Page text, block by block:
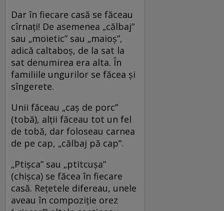
Dar în fiecare casă se făceau
cîrnați! De asemenea „călbaj“
sau „moietic” sau „maioș”,
adică caltaboș, de la sat la
sat denumirea era alta. În
familiile ungurilor se făcea și
sîngerete.
Unii făceau „caș de porc”
(tobă), alții făceau tot un fel
de tobă, dar foloseau carnea
de pe cap, „călbaj pă cap”.
„Ptișca” sau „ptitcușa”
(chișca) se făcea în fiecare
casă. Rețetele difereau, unele
aveau în compoziție orez